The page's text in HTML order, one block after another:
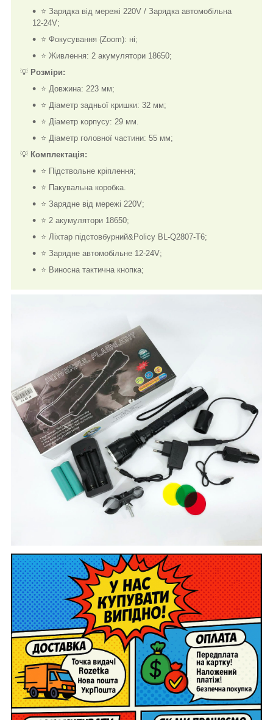
⭐ Зарядка від мережі 220V / Зарядка автомобільна
12-24V;
⭐ Фокусування (Zoom): ні;
⭐ Живлення: 2 акумулятори 18650;
💡 Розміри:
⭐ Довжина: 223 мм;
⭐ Діаметр задньої кришки: 32 мм;
⭐ Діаметр корпусу: 29 мм.
⭐ Діаметр головної частини: 55 мм;
💡 Комплектація:
⭐ Підствольне кріплення;
⭐ Пакувальна коробка.
⭐ Зарядне від мережі 220V;
⭐ 2 акумулятори 18650;
⭐ Ліхтар підстовбурний&Policy BL-Q2807-T6;
⭐ Зарядне автомобільне 12-24V;
⭐ Виносна тактична кнопка;